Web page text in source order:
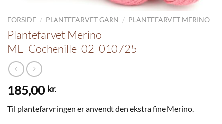
FORSIDE / PLANTEFARVET GARN / PLANTEFARVET MERINO
Plantefarvet Merino
ME_Cochenille_02_010725
185,00 kr.
Til plantefarvningen er anvendt den ekstra fine Merino.